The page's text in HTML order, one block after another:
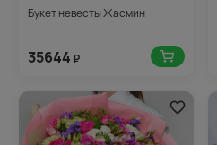
Букет невесты Жасмин
35644 ₽